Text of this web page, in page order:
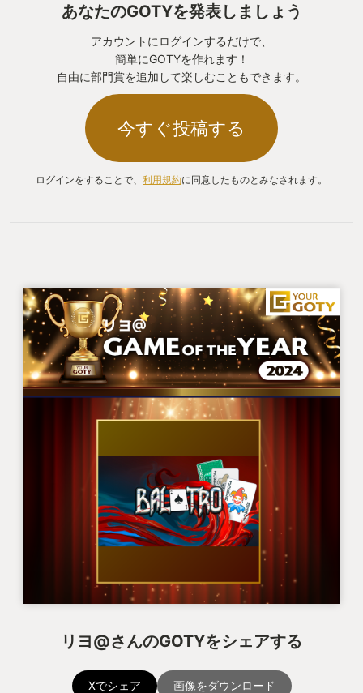
あなたのGOTYを発表しましょう
アカウントにログインするだけで、
簡単にGOTYを作れます！
自由に部門賞を追加して楽しむこともできます。
今すぐ投稿する
ログインをすることで、 利用規約に同意したものとみなされます。
リヨ@さんのGOTYをシェアする
Xでシェア 画像をダウンロード